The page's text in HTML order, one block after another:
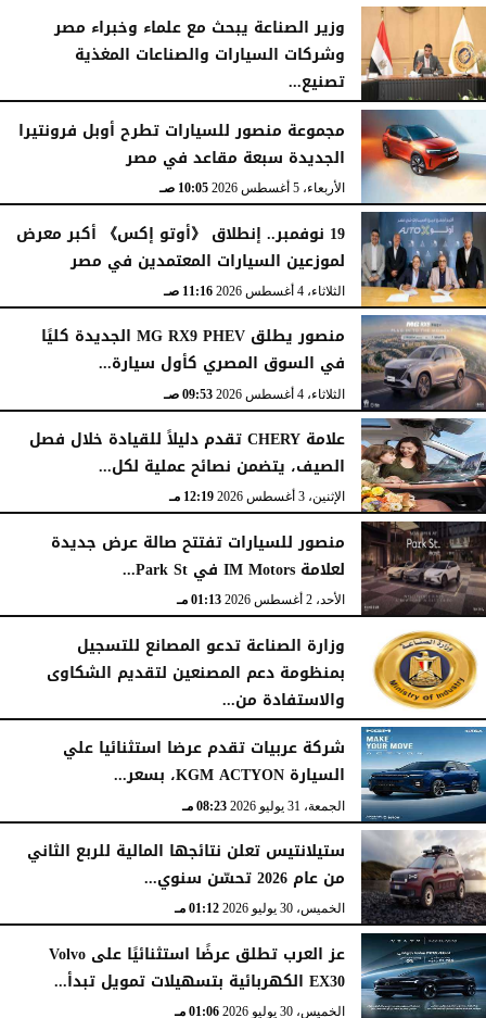
وزير الصناعة يبحث مع علماء وخبراء مصر
وشركات السيارات والصناعات المغذية
تصنيع...
الأربعاء، 5 أغسطس 2026
مجموعة منصور للسيارات تطرح أوبل فرونتيرا
الجديدة سبعة مقاعد في مصر
الأربعاء، 5 أغسطس 2026 10:05 صـ
19 نوفمبر.. إنطلاق 《أوتو إكس》 أكبر معرض
لموزعين السيارات المعتمدين في مصر
الثلاثاء، 4 أغسطس 2026 11:16 صـ
منصور يطلق MG RX9 PHEV الجديدة كليًا
في السوق المصري كأول سيارة...
الثلاثاء، 4 أغسطس 2026 09:53 صـ
علامة CHERY تقدم دليلاً للقيادة خلال فصل
الصيف، يتضمن نصائح عملية لكل...
الإثنين، 3 أغسطس 2026 12:19 مـ
منصور للسيارات تفتتح صالة عرض جديدة
لعلامة IM Motors في Park St...
الأحد، 2 أغسطس 2026 01:13 مـ
وزارة الصناعة تدعو المصانع للتسجيل
بمنظومة دعم المصنعين لتقديم الشكاوى
والاستفادة من...
السبت، 1 أغسطس 2026
شركة عربيات تقدم عرضا استثنائيا علي
السيارة KGM ACTYON، بسعر...
الجمعة، 31 يوليو 2026 08:23 مـ
ستيلانتيس تعلن نتائجها المالية للربع الثاني
من عام 2026 تحسّن سنوي...
الخميس، 30 يوليو 2026 01:12 مـ
عز العرب تطلق عرضًا استثنائيًا على Volvo
EX30 الكهربائية بتسهيلات تمويل تبدأ...
الخميس، 30 يوليو 2026 01:06 مـ